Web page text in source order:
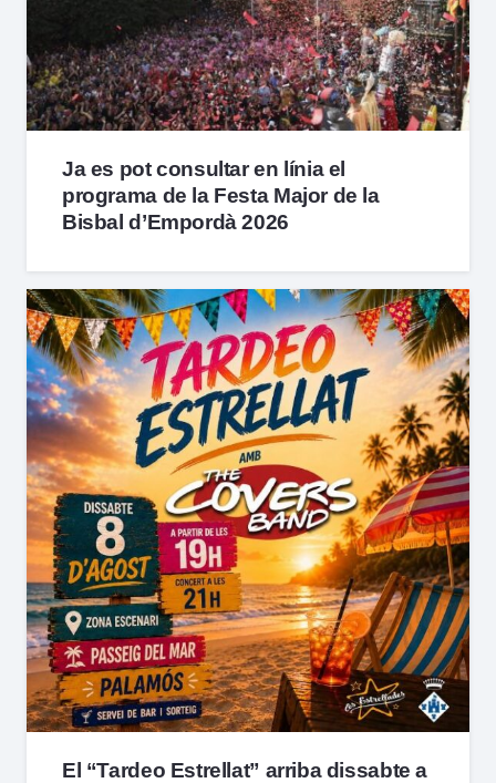
Ja es pot consultar en línia el
programa de la Festa Major de la
Bisbal d’Empordà 2026
El “Tardeo Estrellat” arriba dissabte a